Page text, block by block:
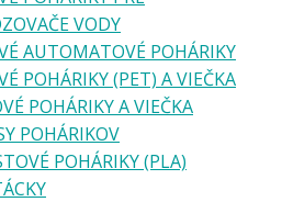
VODY
AUTOMATOVÉ POHÁRIKY
POHÁRIKY (PET) A VIEČKA
POHÁRIKY A VIEČKA
POHÁRIKOV
POHÁRIKY (PLA)